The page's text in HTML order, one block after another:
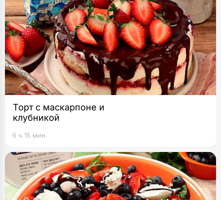
Торт с маскарпоне и
клубникой
6 ч 15 мин.